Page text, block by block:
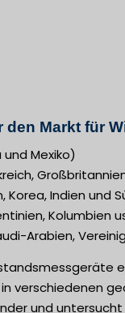
den Markt für
Mexiko)
Korea, Indien und
Kolumbien
Arabien,
verschiedenen
und